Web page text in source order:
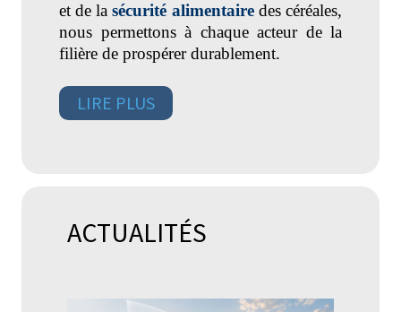
et de lasécurité alimentairedes céréales,
nous permettons à chaque acteur de la
filière de prospérer durablement.
LIRE PLUS
ACTUALITÉS